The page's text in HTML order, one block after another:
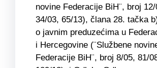
novine Federacije BiH¨, broj 12/
34/03, 65/13), člana 28. tačka
o javnim preduzećima u
i Hercegovine (¨Službene
Federacije BiH¨, broj 8/05, 81/